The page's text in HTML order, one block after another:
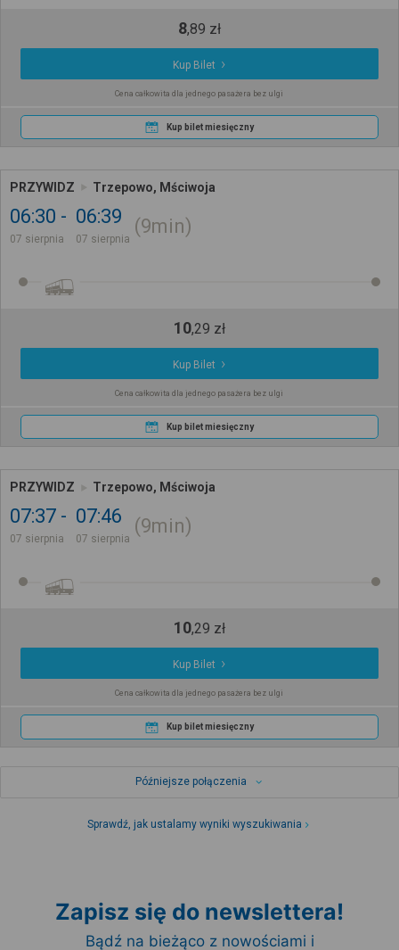
8,89 zł
Kup Bilet
Cena całkowita dla jednego pasażera bez ulgi
Kup bilet miesięczny
PRZYWIDZ Trzepowo, Mściwoja
06:30
07 sierpnia
06:39
07 sierpnia
9min
10,29 zł
Kup Bilet
Cena całkowita dla jednego pasażera bez ulgi
Kup bilet miesięczny
PRZYWIDZ Trzepowo, Mściwoja
07:37
07 sierpnia
07:46
07 sierpnia
9min
10,29 zł
Kup Bilet
Cena całkowita dla jednego pasażera bez ulgi
Kup bilet miesięczny
Późniejsze połączenia
Sprawdź, jak ustalamy wyniki wyszukiwania
Zapisz się do newslettera!
Bądź na bieżąco z nowościami i